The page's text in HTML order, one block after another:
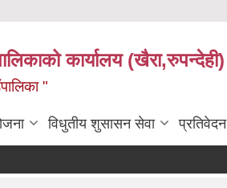
कार्यालय (खैरा,रुपन्देही)
"
विधुतीय शुसासन सेवा प्रतिवेदन